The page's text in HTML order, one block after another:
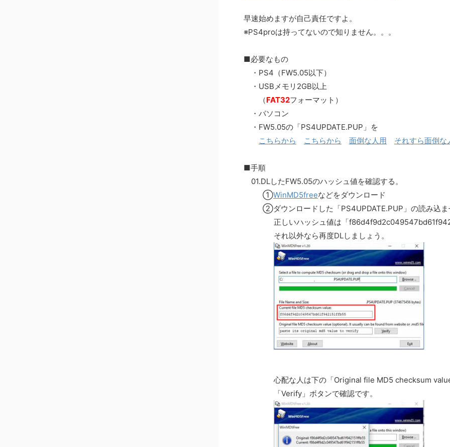
早速始めますが自己責任ですよ。
※PS4proは持ってないので知りません。。。
■必要なもの
・PS4（FW5.05以下）
・USBメモリ2GB以上
（FAT32フォーマット）
・パソコン
・FW5.05の「PS4UPDATE.PUP」を
こちらから
こちらから 面倒な人用 それすら面倒な
■手順
01.DLしたFW5.05のハッシュ値を確認する。
①WinMD5freeなどをダウンロード
②ダウンロードした「PS4UPDATE.PUP」の読み込ま
正しいハッシュ値は「
それ以外なら再度DLしましょう。
心配な人は下の「Original file MD5 checksum value
「Verify」ボタンで確認です。